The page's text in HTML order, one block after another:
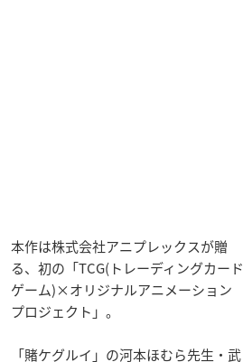
本作は株式会社アニプレックスが贈
る、初の「TCG(トレーディングカード
ゲーム)×オリジナルアニメーション
プロジェクト」。
「賭ケグルイ」の河本ほむら先生・武